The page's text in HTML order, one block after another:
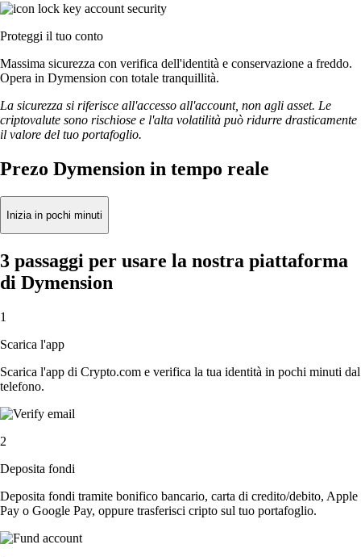
Proteggi il tuo conto
Massima sicurezza con verifica dell'identità e conservazione a freddo.
Opera in Dymension con totale tranquillità.
La sicurezza si riferisce all'accesso all'account, non agli asset. Le
criptovalute sono rischiose e l'alta volatilità può ridurre drasticamente
il valore del tuo portafoglio.
Prezo Dymension in tempo reale
Inizia in pochi minuti
3 passaggi per usare la nostra piattaforma
di Dymension
1
Scarica l'app
Scarica l'app di Crypto.com e verifica la tua identità in pochi minuti dal
telefono.
2
Deposita fondi
Deposita fondi tramite bonifico bancario, carta di credito/debito, Apple
Pay o Google Pay, oppure trasferisci cripto sul tuo portafoglio.